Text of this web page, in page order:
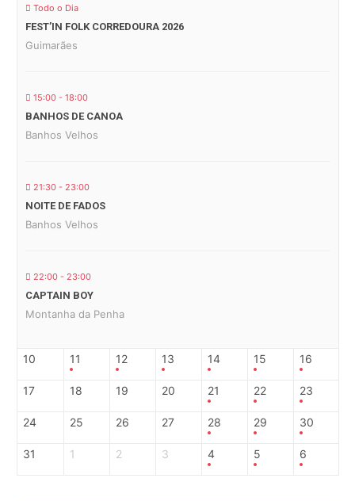
Todo o Dia
FEST’IN FOLK CORREDOURA 2026
Guimarães
15:00 - 18:00
BANHOS DE CANOA
Banhos Velhos
21:30 - 23:00
NOITE DE FADOS
Banhos Velhos
22:00 - 23:00
CAPTAIN BOY
Montanha da Penha
10 11 12 13 14 15 16
17 18 19 20 21 22 23
24 25 26 27 28 29 30
31 1 2 3 4 5 6